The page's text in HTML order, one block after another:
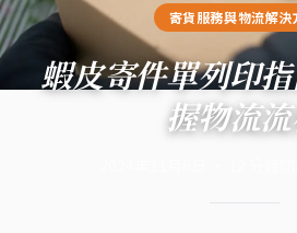
寄貨服務與物流解決
蝦皮寄件單列印
握物流